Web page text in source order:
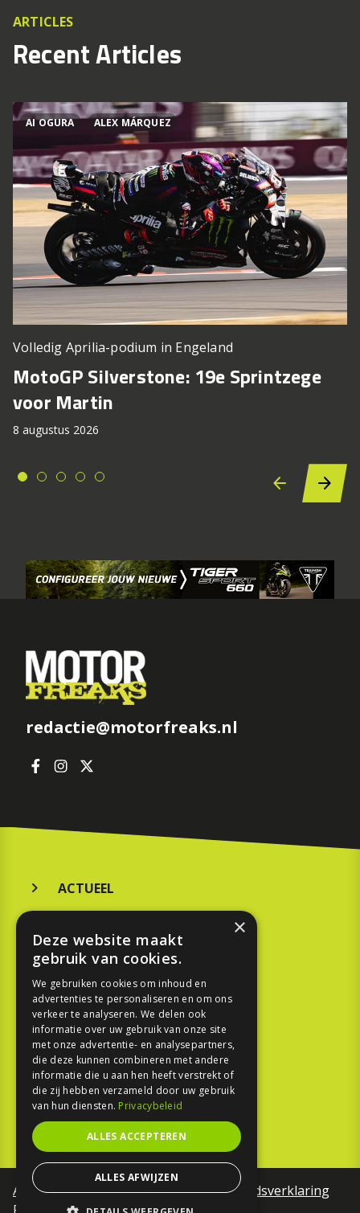
ARTICLES
Recent Articles
AI OGURA ALEX MÁRQUEZ
Volledig Aprilia-podium in Engeland
MotoGP Silverstone: 19e Sprintzege
voor Martin
8 augustus 2026
redactie@motorfreaks.nl
ACTUEEL
KOOPGIDS
TESTEN
SPORT
REPORTAGE
TOUREN
NIEUWSBRIEF
Algemene voorwaardenToegankelijkheidsverklaring
×
Deze website maakt
gebruik van cookies.
We gebruiken cookies om inhoud en
advertenties te personaliseren en om ons
verkeer te analyseren. We delen ook
informatie over uw gebruik van onze site
met onze advertentie- en analysepartners,
die deze kunnen combineren met andere
informatie die u aan hen heeft verstrekt of
die zij hebben verzameld door uw gebruik
van hun diensten. Privacybeleid
ALLES ACCEPTEREN
ALLES AFWIJZEN